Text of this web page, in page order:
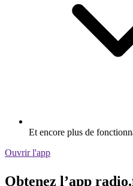
Et encore plus de
Ouvrir l'app
Obtenez l’app